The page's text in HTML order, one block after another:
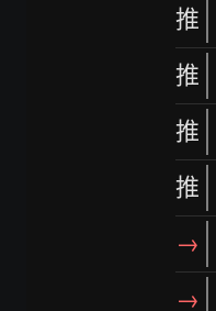
推
推
推
推
→
→